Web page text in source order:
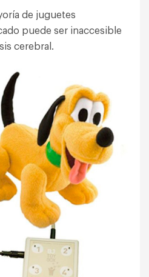
de juguetes
puede ser inaccesible
cerebral.